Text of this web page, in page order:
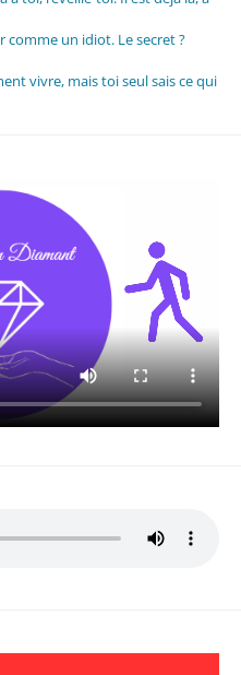
comme un idiot. Le secret ?
vivre, mais toi seul sais ce qui